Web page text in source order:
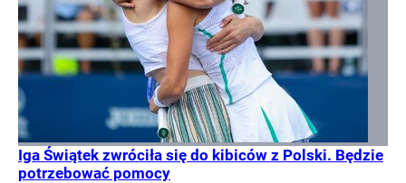
Iga Świątek zwróciła się do kibiców z Polski. Będzie
potrzebować pomocy